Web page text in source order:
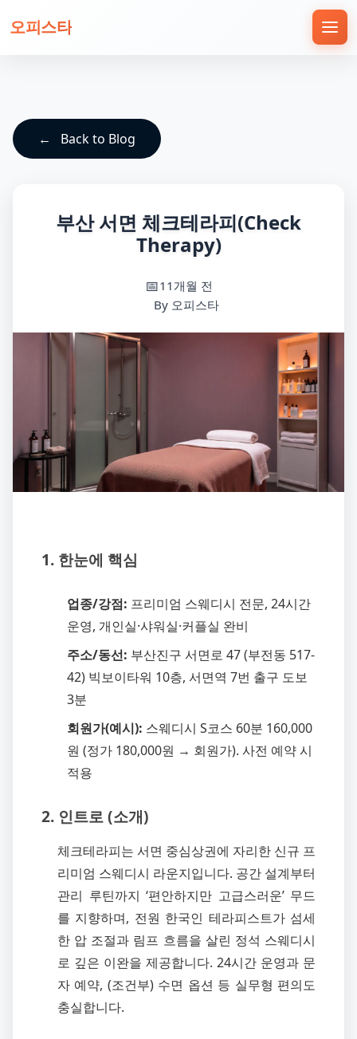
오피스타
Back to Blog
부산 서면 체크테라피(Check
Therapy)
11개월 전
By 오피스타
1. 한눈에 핵심
업종/강점: 프리미엄 스웨디시 전문, 24시간
운영, 개인실·샤워실·커플실 완비
주소/동선: 부산진구 서면로 47 (부전동 517-
42) 빅보이타워 10층, 서면역 7번 출구 도보
3분
회원가(예시): 스웨디시 S코스 60분 160,000
원 (정가 180,000원 → 회원가). 사전 예약 시
적용
2. 인트로 (소개)
체크테라피는 서면 중심상권에 자리한 신규 프
리미엄 스웨디시 라운지입니다. 공간 설계부터
관리 루틴까지 ‘편안하지만 고급스러운’ 무드
를 지향하며, 전원 한국인 테라피스트가 섬세
한 압 조절과 림프 흐름을 살린 정석 스웨디시
로 깊은 이완을 제공합니다. 24시간 운영과 문
자 예약, (조건부) 수면 옵션 등 실무형 편의도
충실합니다.